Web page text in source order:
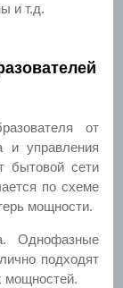
и т.д.
от
и управления
бытовой сети
по схеме
мощности.
Однофазные
подходят
мощностей.